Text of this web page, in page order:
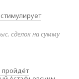
сделок на сумму
пройдёт